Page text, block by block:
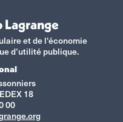
Lagrange
et de l'économie
d’utilité publique.
18
00